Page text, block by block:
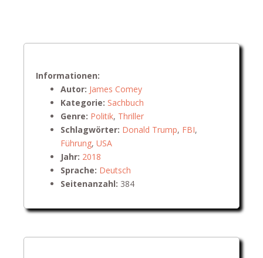
Informationen:
Autor: James Comey
Kategorie: Sachbuch
Genre: Politik, Thriller
Schlagwörter: Donald Trump, FBI,
Führung, USA
Jahr: 2018
Sprache: Deutsch
Seitenanzahl: 384